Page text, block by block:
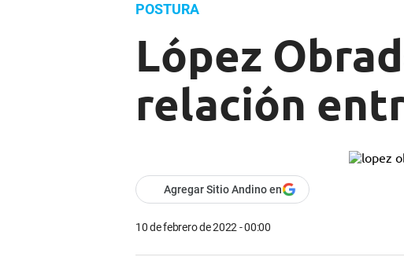
POSTURA
López
relación
Agregar Sitio Andino en
10 de febrero de 2022 - 00:00